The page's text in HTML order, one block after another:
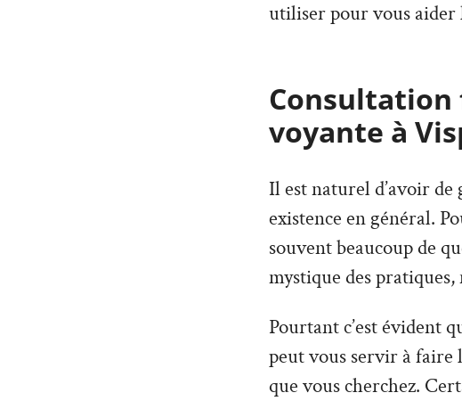
utiliser pour vous aider
Consultation
voyante à
Il est naturel d’avoir de
existence en général.
souvent beaucoup de
mystique des
Pourtant c’est évident
peut vous servir à faire
que vous cherchez.